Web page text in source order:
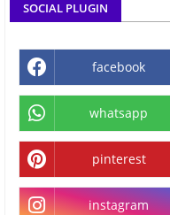
SOCIAL PLUGIN
facebook
whatsapp
pinterest
instagram